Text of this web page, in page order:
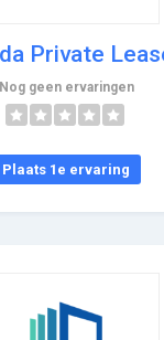
Private
Nog geen ervaringen
Plaats 1e ervaring